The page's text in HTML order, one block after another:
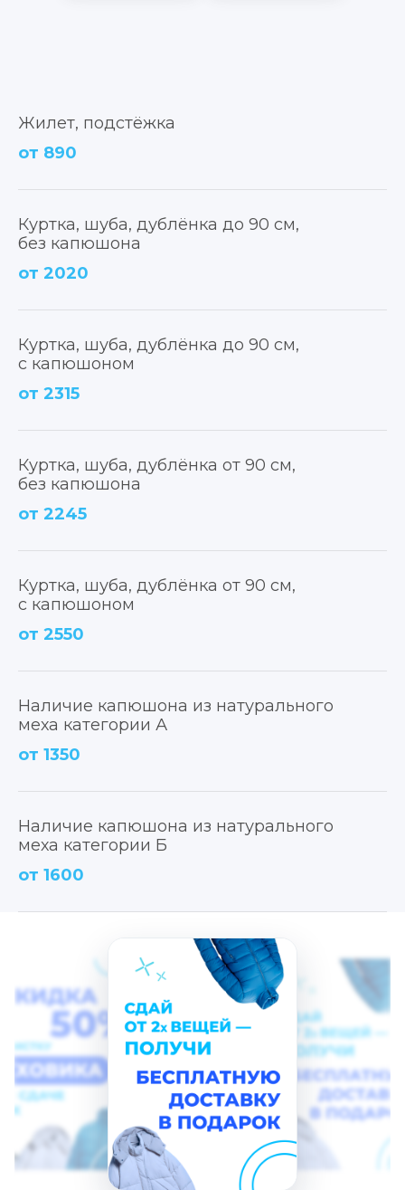
Жилет, подстёжка
от 890
Куртка, шуба, дублёнка до 90 см,
без капюшона
от 2020
Куртка, шуба, дублёнка до 90 см,
с капюшоном
от 2315
Куртка, шуба, дублёнка от 90 см,
без капюшона
от 2245
Куртка, шуба, дублёнка от 90 см,
с капюшоном
от 2550
Наличие капюшона из натурального
меха категории А
от 1350
Наличие капюшона из натурального
меха категории Б
от 1600